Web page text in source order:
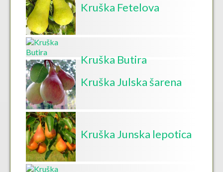
Kruška Fetelova
Kruška Butira
Kruška Julska šarena
Kruška Junska lepotica